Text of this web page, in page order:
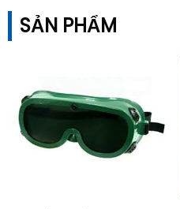
SẢN PHẨM